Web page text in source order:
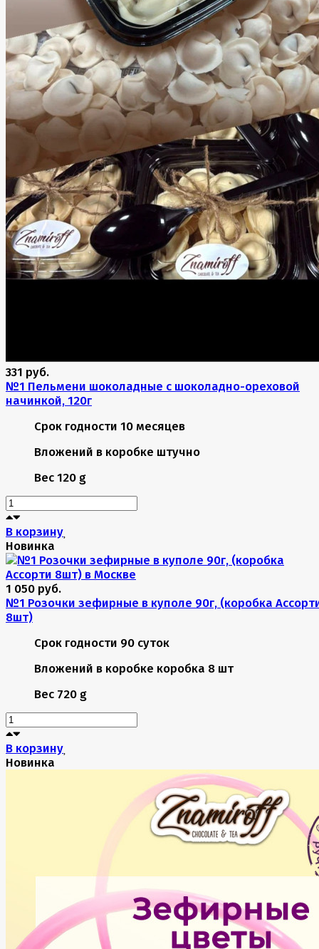
331 руб.
№1 Пельмени шоколадные с шоколадно-ореховой
начинкой, 120г
Срок годности 10 месяцев
Вложений в коробке штучно
Вес 120 g
В корзину
Новинка
1 050 руб.
№1 Розочки зефирные в куполе 90г, (коробка
8шт)
Срок годности 90 суток
Вложений в коробке коробка 8 шт
Вес 720 g
В корзину
Новинка